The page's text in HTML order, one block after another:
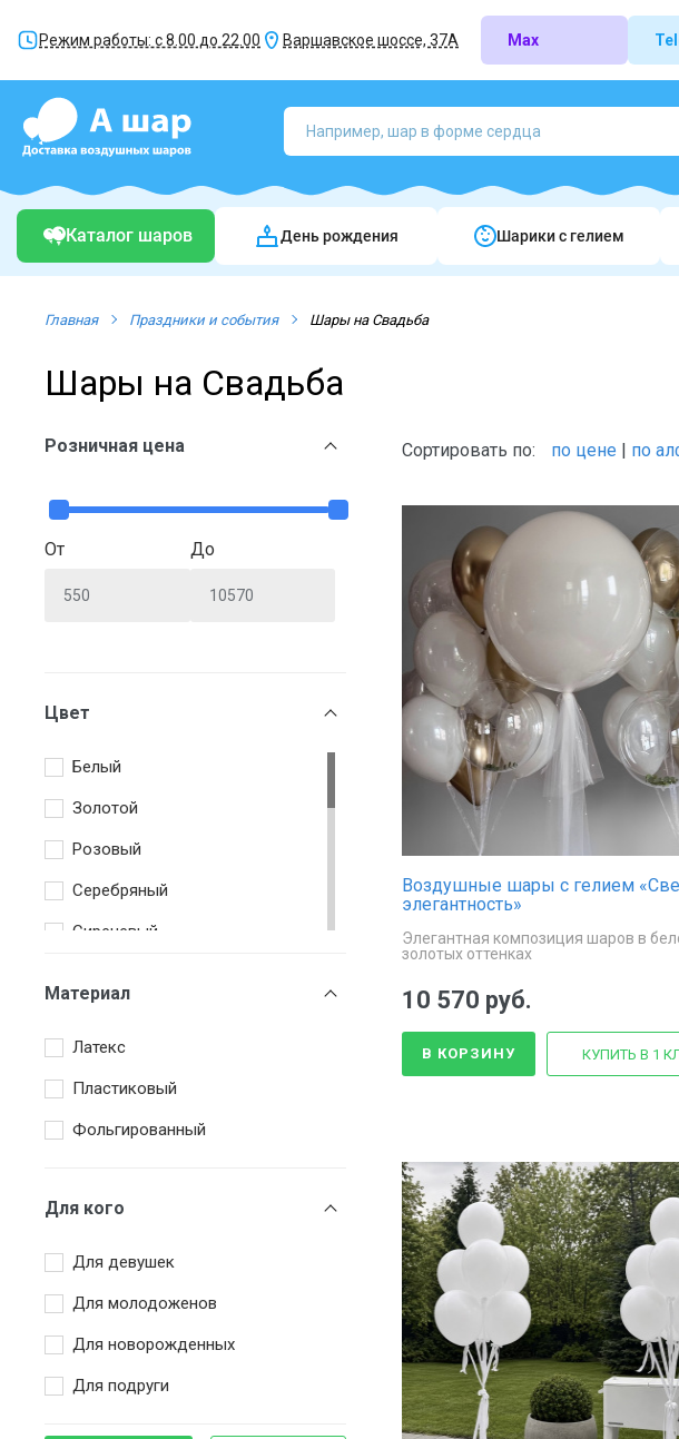
Режим работы: с 8.00 до 22.00 Варшавское шоссе, 37А Max
Каталог шаров День рождения Шарики c гелием
Главная Праздники и события Шары на Свадьба
Шары на Свадьба
Розничная цена
От До
Цвет
Белый
Золотой
Розовый
Серебряный
Сиреневый
Материал
Латекс
Пластиковый
Фольгированный
Для кого
Для девушек
Для молодоженов
Для новорожденных
Для подруги
Сортировать по: по цене по
Воздушные шары с гелием
элегантность»
Элегантная композиция шаров в
золотых оттенках
10 570 руб.
В КОРЗИНУ КУПИТЬ В 1